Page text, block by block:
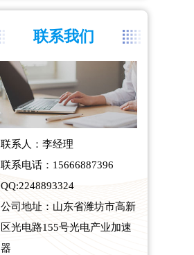
联系我们
联系人：李经理
联系电话：15666887396
QQ:2248893324
公司地址：山东省潍坊市高新
区光电路155号光电产业加速
器